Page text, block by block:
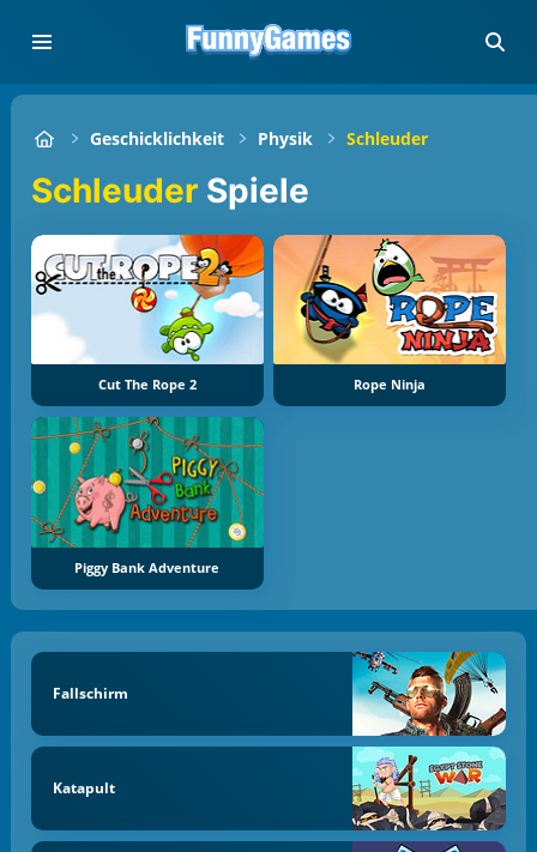
Geschicklichkeit Physik Schleuder
Schleuder Spiele
Cut The Rope 2 Rope Ninja
Piggy Bank Adventure
Fallschirm
Katapult